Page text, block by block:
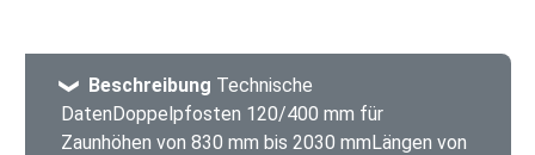
Beschreibung Technische
DatenDoppelpfosten 120/400 mm für
Zaunhöhen von 830 mm bis 2030 mmLängen von